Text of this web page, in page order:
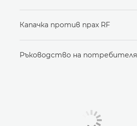
Капачка против прах RF
Ръководство на потребителя